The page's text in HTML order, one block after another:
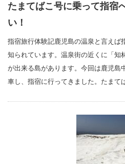
たまてばこ号に乗って指宿
い！
指宿旅行体験記鹿児島の温泉と言えば
知られています。温泉街の近くに「知
が出来る島があります。今回は鹿児島
車し、指宿に行ってきました。たまて